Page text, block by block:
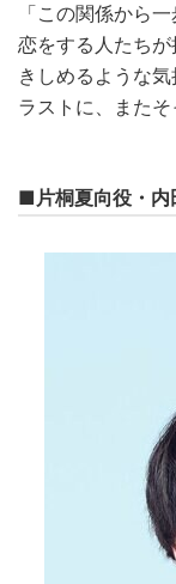
「この関係から
恋をする人たち
きしめるような
ラストに、またそ
■片桐夏向役・内